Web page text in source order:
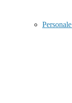
Personale